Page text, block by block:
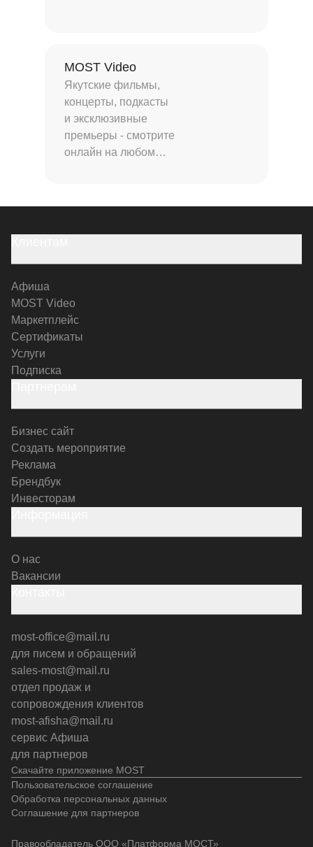
MOST Video
Якутские фильмы,
концерты, подкасты
и эксклюзивные
премьеры - смотрите
онлайн на любом
Скачайте приложение MOST
Афиша
MOST Video
Маркетплейс
Сертификаты
Услуги
Подписка
Бизнес сайт
Создать мероприятие
Реклама
Брендбук
Инвесторам
О нас
Вакансии
most-office@mail.ru
для писем и обращений
sales-most@mail.ru
отдел продаж и
сопровождения клиентов
most-afisha@mail.ru
сервис Афиша
для партнеров
Пользовательское соглашение
Обработка персональных данных
Соглашение для партнеров
Правообладатель ООО «Платформа МОСТ»